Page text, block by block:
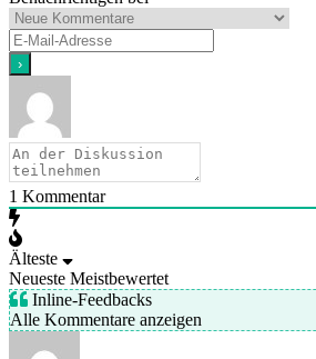
1 Kommentar
Älteste
Neueste Meistbewertet
Inline-Feedbacks
Alle Kommentare anzeigen